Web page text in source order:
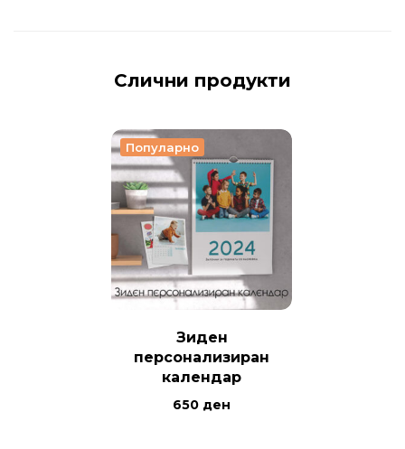
Слични продукти
Популарно
Зиден
персонализиран
календар
650 ден